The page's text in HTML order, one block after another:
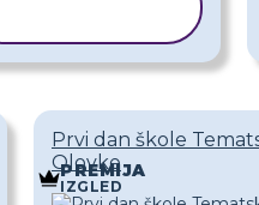
Prvi dan škole
Olovke
PREMIJA
IZGLED